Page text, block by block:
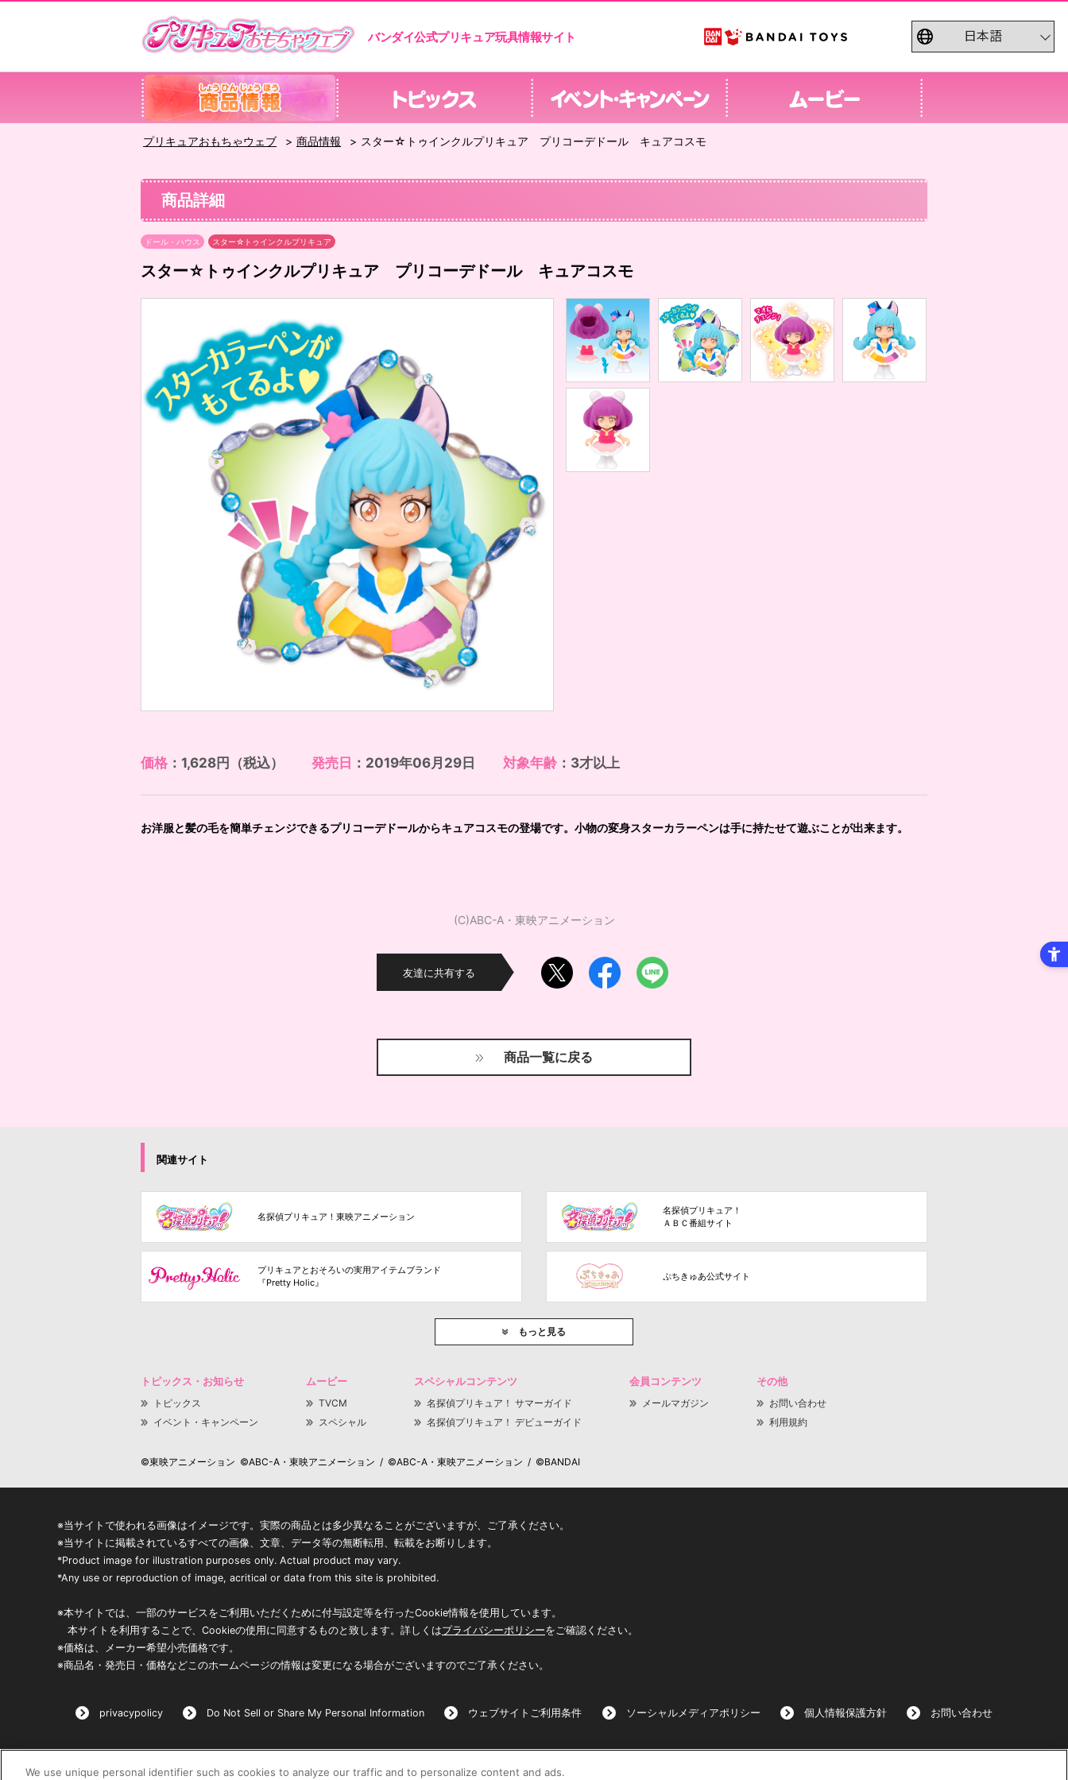
バンダイ公式プリキュア玩具情報サイト
プリキュアおもちゃウェブ 商品情報 スター☆トゥインクルプリキュア プリコーデドール キュアコスモ
商品詳細
ドール・ハウス スター☆トゥインクルプリキュア
スター☆トゥインクルプリキュア プリコーデドール キュアコスモ
価格 ：1,628円（税込） 発売日 ：2019年06月29日 対象年齢 ：3才以上
お洋服と髪の毛を簡単チェンジできるプリコーデドールからキュアコスモの登場です。小物の変身スターカラーペンは手に持たせて遊ぶことが出来ます。
(C)ABC-A・東映アニメーション
友達に共有する
商品一覧に戻る
関連サイト
名探偵プリキュア！東映アニメーション
名探偵プリキュア！
ＡＢＣ番組サイト
プリキュアとおそろいの実用アイテムブランド
『Pretty Holic』
ぷちきゅあ公式サイト
もっと見る
トピックス・お知らせ
トピックス
イベント・キャンペーン
ムービー
TVCM
スペシャル
スペシャルコンテンツ
名探偵プリキュア！ サマーガイド
名探偵プリキュア！ デビューガイド
会員コンテンツ
メールマガジン
その他
お問い合わせ
利用規約
©東映アニメーション ©ABC-A・東映アニメーション / ©ABC-A・東映アニメーション / ©BANDAI
※当サイトで使われる画像はイメージです。実際の商品とは多少異なることがございますが、ご了承ください。
※当サイトに掲載されているすべての画像、文章、データ等の無断転用、転載をお断りします。
*Product image for illustration purposes only. Actual product may vary.
*Any use or reproduction of image, acritical or data from this site is prohibited.
※本サイトでは、一部のサービスをご利用いただくために付与設定等を行ったCookie情報を使用しています。
本サイトを利用することで、Cookieの使用に同意するものと致します。詳しくはプライバシーポリシーをご確認ください。
※価格は、メーカー希望小売価格です。
※商品名・発売日・価格などこのホームページの情報は変更になる場合がございますのでご了承ください。
privacypolicy Do Not Sell or Share My Personal Information ウェブサイトご利用条件 ソーシャルメディアポリシー 個人情報保護方針 お問い合わせ
©BANDAI
We use unique personal identifier such as cookies to analyze our traffic and to personalize content and ads.